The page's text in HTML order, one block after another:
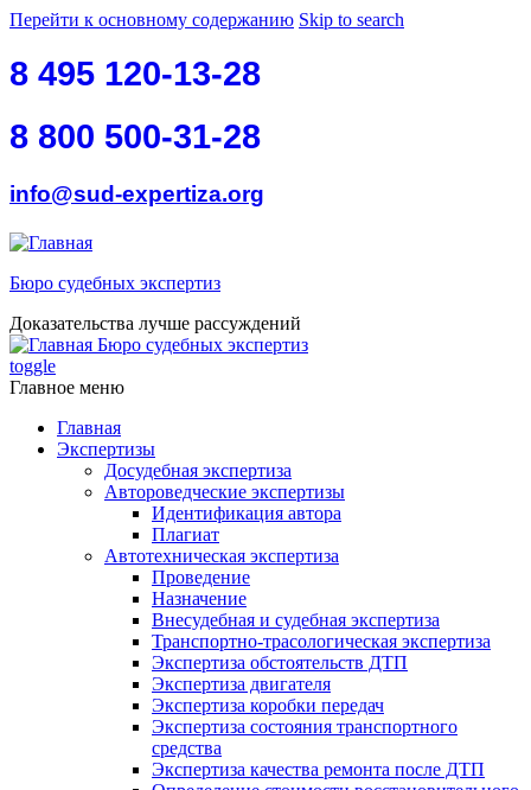
Перейти к основному содержанию Skip to search
8 495 120-13-28
8 800 500-31-28
info@sud-expertiza.org
Бюро судебных экспертиз
Доказательства лучше рассуждений
Бюро судебных экспертиз
toggle
Главное меню
Главная
Экспертизы
Досудебная экспертиза
Автороведческие экспертизы
Идентификация автора
Плагиат
Автотехническая экспертиза
Проведение
Назначение
Внесудебная и судебная экспертиза
Транспортно-трасологическая экспертиза
Экспертиза обстоятельств ДТП
Экспертиза двигателя
Экспертиза коробки передач
Экспертиза состояния транспортного
средства
Экспертиза качества ремонта после ДТП